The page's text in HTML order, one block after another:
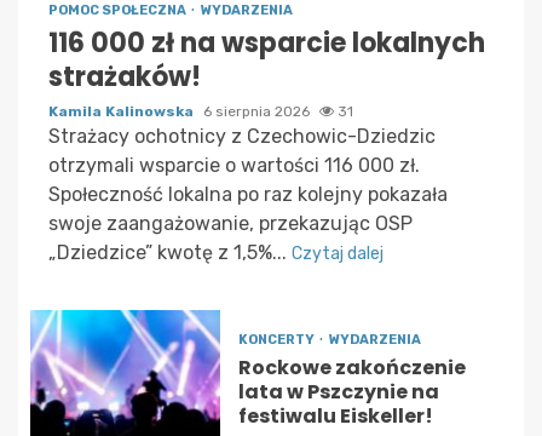
POMOC SPOŁECZNA WYDARZENIA
116 000 zł na wsparcie lokalnych
strażaków!
Kamila Kalinowska 6 sierpnia 2026 31
Strażacy ochotnicy z Czechowic-Dziedzic
otrzymali wsparcie o wartości 116 000 zł.
Społeczność lokalna po raz kolejny pokazała
swoje zaangażowanie, przekazując OSP
„Dziedzice” kwotę z 1,5%... Czytaj dalej
KONCERTY WYDARZENIA
Rockowe zakończenie
lata w Pszczynie na
festiwalu Eiskeller!